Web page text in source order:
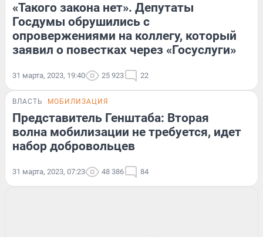
«Такого закона нет». Депутаты
Госдумы обрушились с
опровержениями на коллегу, который
заявил о повестках через «Госуслуги»
31 марта, 2023, 19:40 25 923 22
ВЛАСТЬ МОБИЛИЗАЦИЯ
Представитель Генштаба: Вторая
волна мобилизации не требуется, идет
набор добровольцев
31 марта, 2023, 07:23 48 386 84